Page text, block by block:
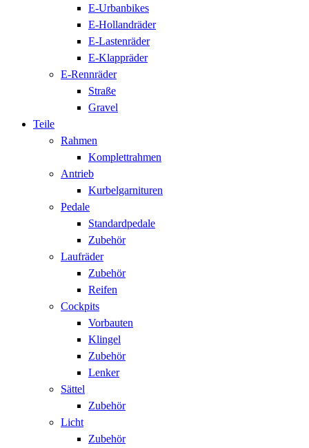
E-Urbanbikes
E-Hollandräder
E-Lastenräder
E-Klappräder
E-Rennräder
Straße
Gravel
Teile
Rahmen
Komplettrahmen
Antrieb
Kurbelgarnituren
Pedale
Standardpedale
Zubehör
Laufräder
Zubehör
Reifen
Cockpits
Vorbauten
Klingel
Zubehör
Lenker
Sättel
Zubehör
Licht
Zubehör